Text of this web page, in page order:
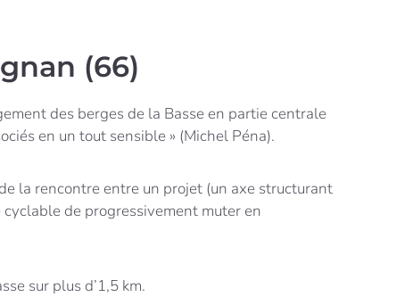
(66)
des berges de la Basse en partie centrale
en un tout sensible » (Michel Péna).
la rencontre entre un projet (un axe structurant
de progressivement muter en
sur plus d’1,5 km.